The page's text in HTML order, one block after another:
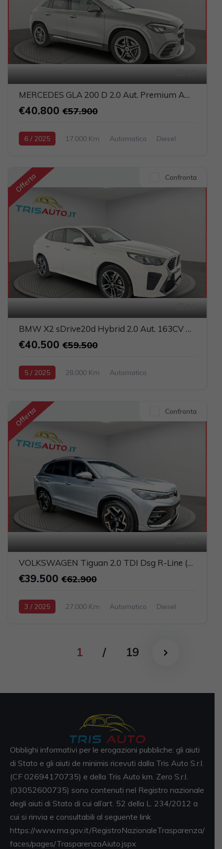
MERCEDES GLA 200 D 2.0 Aut. Premium AMG (FULL LED+PELLE)
€40.800 €57.900
6 / 2025 17.000 Km Automatico
Diesel
Offerta Confronta
BMW X2 sDrive20d Hybrid 2.0 Aut. 163CV M Sport (FULL LED+PELLE+NAVI)
€40.500 €59.500
5 / 2025 28.000 Km
Automatico
1995cc 150CV / 110KW
Offerta Confronta
VOLKSWAGEN Tiguan 2.0 TDI Dsg R-Line (FULL LED+NAVI+PELLE)
€39.500 €62.900
3 / 2025 27.000 Km Automatico
Diesel
1 / 19
Obblighi informativi per le erogazioni pubbliche: gli aiuti
di Stato e gli aiuti de minimis ricevuti dalla Tris Auto S.r.l.
(CF 02694170735) e della Tris Auto km. Zero S.r.l.
(03052600735) sono contenuti nel Registro nazionale
degli aiuti di Stato di cui all’art. 52 della L. 234/2012 a
cui si rinvia e consultabili al seguente link
https://www.rna.gov.it/RegistroNazionaleTrasparenza/
faces/pages/TrasparenzaAiuto.jspx